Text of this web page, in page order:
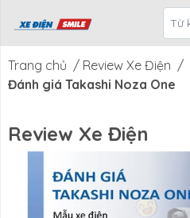
Xe Điện
Smile
CTKM Tháng Blog
Trang chủ / Review Xe Điện /
Đánh giá Takashi Noza One
Review Xe Điện